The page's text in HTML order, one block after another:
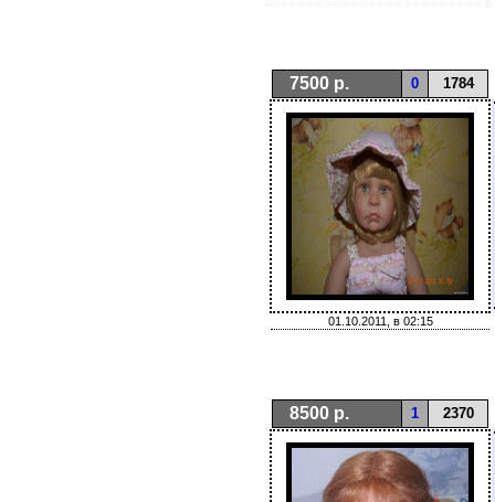
7500 р. 0 1784
01.10.2011, в 02:15
8500 р. 1 2370